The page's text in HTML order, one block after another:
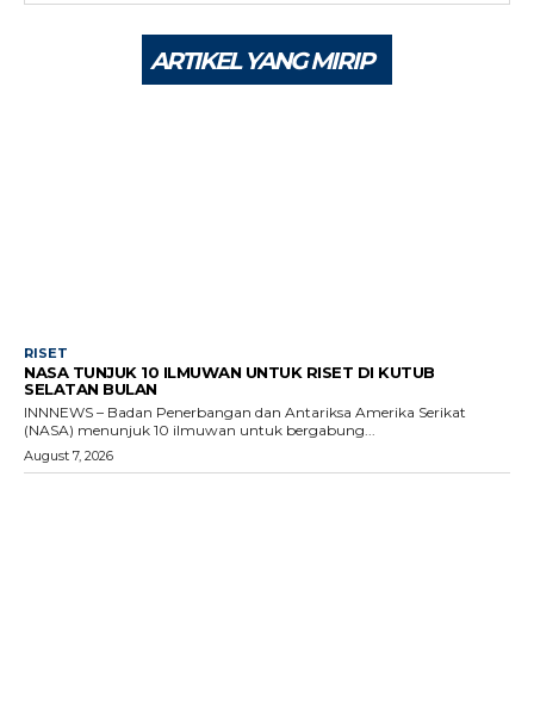
ARTIKEL YANG MIRIP
RISET
NASA TUNJUK 10 ILMUWAN UNTUK RISET DI KUTUB
SELATAN BULAN
INNNEWS – Badan Penerbangan dan Antariksa Amerika Serikat
(NASA) menunjuk 10 ilmuwan untuk bergabung...
August 7, 2026